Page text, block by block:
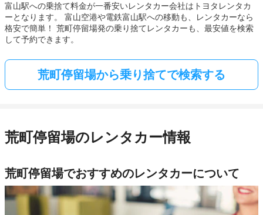
富山駅への乗捨て料金が一番安いレンタカー会社はトヨタレンタカ
ーとなります。 富山空港や電鉄富山駅への移動も、レンタカーなら
格安で簡単！ 荒町停留場発の乗り捨てレンタカーも、最安値を検索
して予約できます。
荒町停留場から乗り捨てで検索する
荒町停留場のレンタカー情報
荒町停留場でおすすめのレンタカーについて